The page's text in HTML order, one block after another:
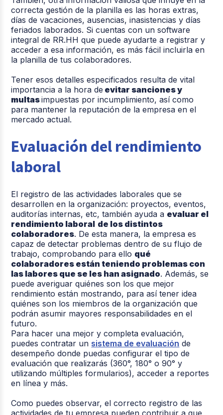
correcta gestión de la planilla es las horas extras,
días de vacaciones, ausencias, inasistencias y días
feriados laborados. Si cuentas con un software
integral de RR.HH que puede ayudarte a registrar y
acceder a esa información, es más fácil incluirla en
la planilla de tus colaboradores.
Tener esos detalles especificados resulta de vital
importancia a la hora de evitar sanciones y
multasimpuestas por incumplimiento, así como
para mantener la reputación de la empresa en el
mercado actual.
Evaluación del rendimiento
laboral
El registro de las actividades laborales que se
desarrollen en la organización: proyectos, eventos,
auditorías internas, etc, también ayuda a evaluar el
rendimiento laboral de los distintos
colaboradores. De esta manera, la empresa es
capaz de detectar problemas dentro de su flujo de
trabajo, comprobando para ello qué
colaboradores están teniendo problemas con
las labores que se les han asignado. Además, se
puede averiguar quiénes son los que mejor
rendimiento están mostrando, para así tener idea
quiénes son los miembros de la organización que
podrán asumir mayores responsabilidades en el
futuro.
Para hacer una mejor y completa evaluación,
puedes contratar un sistema de evaluación de
desempeño donde puedas configurar el tipo de
evaluación que realizarás (360°, 180° o 90° y
utilizando múltiples formularios), acceder a reportes
en línea y más.
Como puedes observar, el correcto registro de las
actividades de tu empresa pueden contribuir a que